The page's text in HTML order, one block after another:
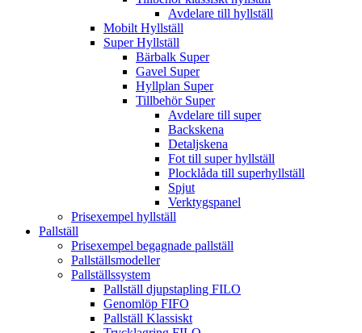
Avdelare till hyllställ
Mobilt Hyllställ
Super Hyllställ
Bärbalk Super
Gavel Super
Hyllplan Super
Tillbehör Super
Avdelare till super
Backskena
Detaljskena
Fot till super hyllställ
Plocklåda till superhyllställ
Spjut
Verktygspanel
Prisexempel hyllställ
Pallställ
Prisexempel begagnade pallställ
Pallställsmodeller
Pallställssystem
Pallställ djupstapling FILO
Genomlöp FIFO
Pallställ Klassiskt